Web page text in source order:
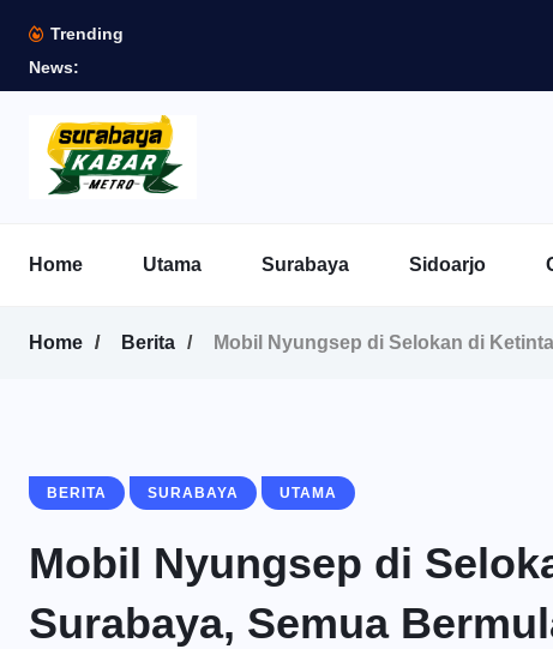
Trending
News:
Home Utama Surabaya Sidoarjo
Home Berita Mobil Nyungsep di Selokan di
BERITA SURABAYA UTAMA
Mobil Nyungsep di
Surabaya, Semua